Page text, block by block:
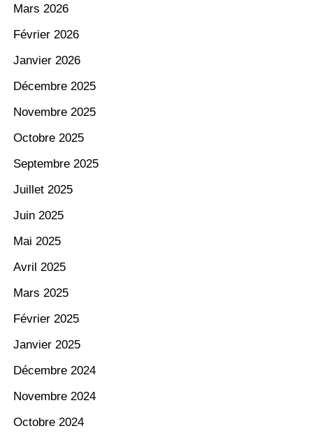
Mars 2026
Février 2026
Janvier 2026
Décembre 2025
Novembre 2025
Octobre 2025
Septembre 2025
Juillet 2025
Juin 2025
Mai 2025
Avril 2025
Mars 2025
Février 2025
Janvier 2025
Décembre 2024
Novembre 2024
Octobre 2024